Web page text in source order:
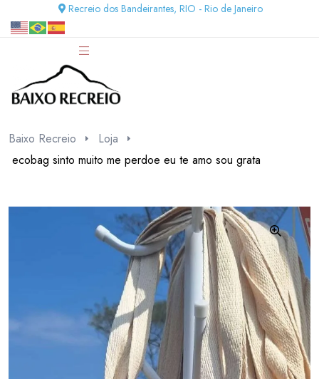
Recreio dos Bandeirantes, RIO - Rio de Janeiro
Baixo Recreio
Loja
ecobag sinto muito me perdoe eu te amo sou grata